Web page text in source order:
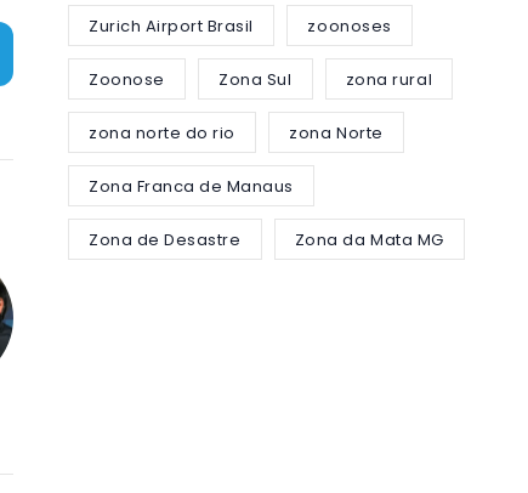
Zurich Airport Brasil zoonoses
Zoonose Zona Sul zona rural
zona norte do rio zona Norte
Zona Franca de Manaus
Zona de Desastre Zona da Mata MG